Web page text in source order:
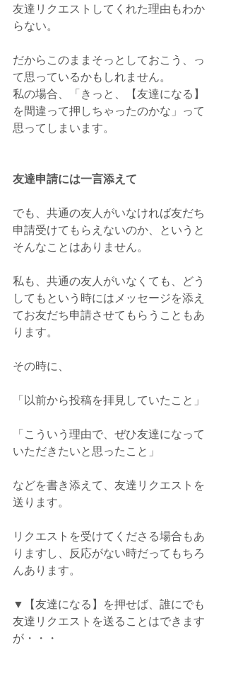
友達リクエストしてくれた理由もわか
らない。
だからこのままそっとしておこう、っ
て思っているかもしれません。
私の場合、「きっと、【友達になる】
を間違って押しちゃったのかな」って
思ってしまいます。
友達申請には一言添えて
でも、共通の友人がいなければ友だち
申請受けてもらえないのか、というと
そんなことはありません。
私も、共通の友人がいなくても、どう
してもという時にはメッセージを添え
てお友だち申請させてもらうこともあ
ります。
その時に、
「以前から投稿を拝見していたこと」
「こういう理由で、ぜひ友達になって
いただきたいと思ったこと」
などを書き添えて、友達リクエストを
送ります。
リクエストを受けてくださる場合もあ
りますし、反応がない時だってもちろ
んあります。
▼【友達になる】を押せば、誰にでも
友達リクエストを送ることはできます
が・・・